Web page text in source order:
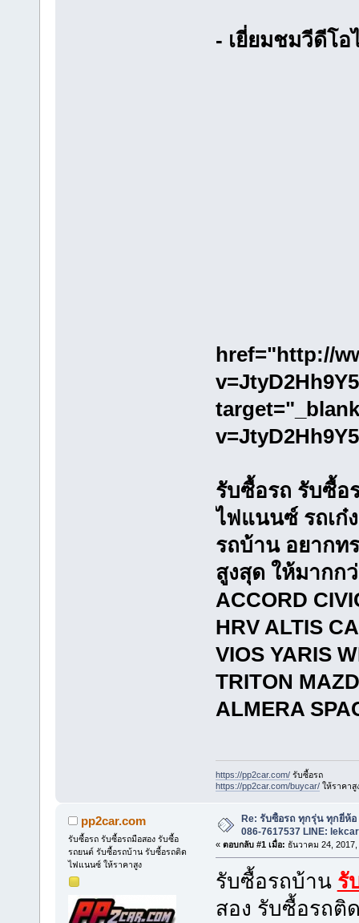
- เยี่ยมชมวีดีโอ
href="http://
รับซื้อรถ รับซื้อ
ไฟแนนซ์ รถเก๋
รถบ้าน อยากท
สูงสุด ให้มากก
ACCORD
HRV ALTIS
VIOS YARIS
TRITON
ALMERA
https://pp2car.com/รับซื้อรถ
https://pp2car.com/buycar/ให้ราคาสู
pp2car.com
รับซื้อรถ รับซื้อรถมือสอง รับซื้อ
รถยนต์ รับซื้อรถบ้าน รับซื้อรถติด
ไฟแนนซ์ ให้ราคาสูง
Re: รับซื้อรถ ทุกรุ่น ทุกยี่ห้
086-7617537 LINE:
« ตอบกลับ #1 เมื่อ: ธันวาคม 24,
รับซื้อรถบ้าน รั
สอง รับซื้อรถติ